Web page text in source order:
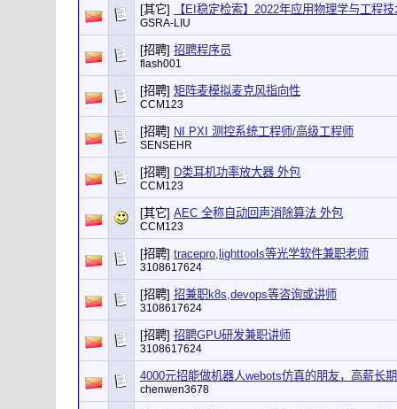
[其它] 【EI稳定检索】2022年应用物理学与工程
GSRA-LIU
[招聘] 招聘程序员
flash001
[招聘] 矩阵麦模拟麦克风指向性
CCM123
[招聘] NI PXI 测控系统工程师/高级工程师
SENSEHR
[招聘] D类耳机功率放大器 外包
CCM123
[其它] AEC 全称自动回声消除算法 外包
CCM123
[招聘] tracepro,lighttools等光学软件兼职老师
3108617624
[招聘] 招兼职k8s,devops等咨询或讲师
3108617624
[招聘] 招聘GPU研发兼职讲师
3108617624
4000元招能做机器人webots仿真的朋友，高薪长期
chenwen3678